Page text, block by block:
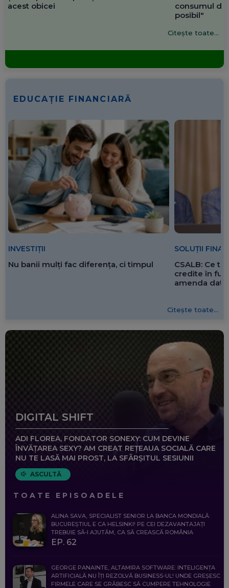
acest obicei
consumul de
posibil"
Citește toate...
EDUCAȚIE FINANCIARĂ
INVESTIȚII
Nu banii mulți fac diferența, ci timpul
SOLUȚII
CSALB: Ce
credite în
amenda
Citește toate...
DIGITAL SHIFT
ADI FLOREA, FONDATOR SONEXY: CUM DEVINE
ÎNVĂȚAREA SEXY? AM CREAT REȚEAUA SOCIALĂ CARE
NU TE LASĂ MAI PROST, LA SFÂRȘITUL SESIUNII
ASCULTĂ
TOATE EPISOADELE
ALINA SAVA, SPECIALIST SENIOR LA BANCA MONDIALĂ:
BUCUREȘTIUL E CA HELSINKI! PE CEI DEZAVANTAJAȚI
TREBUIE SĂ-I AJUTĂM, CA SĂ CREASCĂ ROMÂNIA
EP. 62
GEORGE PANAINTE, ALTAMIRA SOFTWARE: INTELIGENȚA
ARTIFICIALĂ NU ÎȚI REZOLVĂ BUSINESS-UL! UNDE GREȘESC
FIRMELE CARE SE GRĂBESC SĂ CUMPERE TEHNOLOGIE